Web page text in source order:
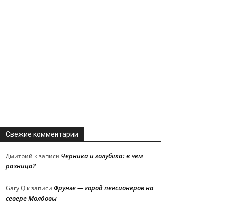
Свежие комментарии
Дмитрий к записи Черника и голубика: в чем
разница?
Gary Q к записи Фрунзе — город пенсионеров на
севере Молдовы